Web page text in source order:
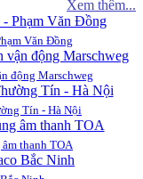
Xem thêm...
Văn Đồng
động Marschweg
Tín - Hà Nội
thanh TOA